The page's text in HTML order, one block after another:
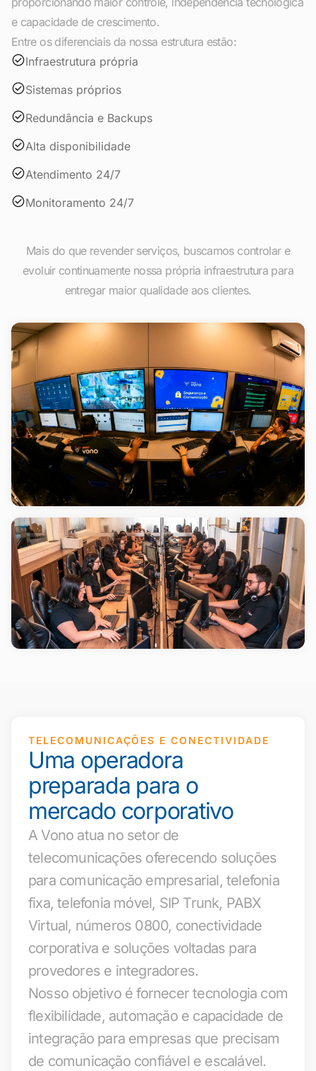
e capacidade de crescimento.
Entre os diferenciais da nossa estrutura estão:
Infraestrutura própria
Sistemas próprios
Redundância e Backups
Alta disponibilidade
Atendimento 24/7
Monitoramento 24/7
Mais do que revender serviços, buscamos controlar e
evoluir continuamente nossa própria infraestrutura para
entregar maior qualidade aos clientes.
TELECOMUNICAÇÕES E CONECTIVIDADE
Uma operadora
preparada para o
mercado corporativo
A Vono atua no setor de
telecomunicações oferecendo soluções
para comunicação empresarial, telefonia
fixa, telefonia móvel, SIP Trunk, PABX
Virtual, números 0800, conectividade
corporativa e soluções voltadas para
provedores e integradores.
Nosso objetivo é fornecer tecnologia com
flexibilidade, automação e capacidade de
integração para empresas que precisam
de comunicação confiável e escalável.